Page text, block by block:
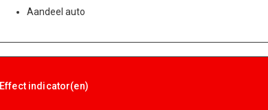
Aandeel auto
Effect indicator(en)